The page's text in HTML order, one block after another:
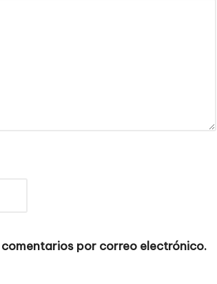
por correo electrónico.